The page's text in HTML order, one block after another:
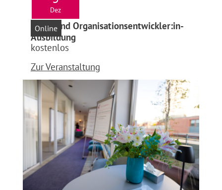
Dez
Infoabend Organisationsentwickler:in-
Ausbildung
Online
kostenlos
Zur Veranstaltung